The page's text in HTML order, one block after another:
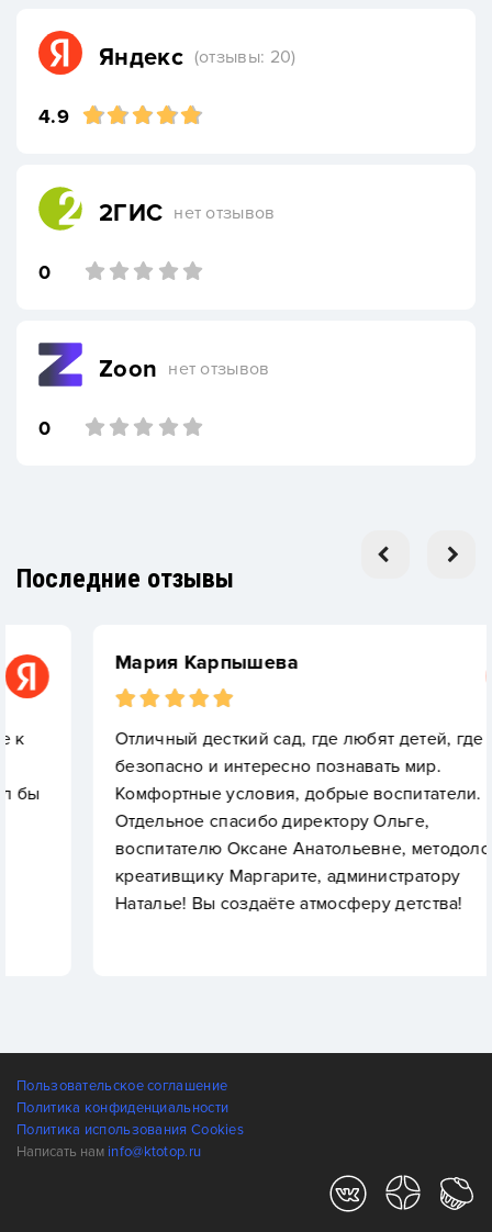
Яндекс (отзывы: 20)
4.9
2ГИС нет отзывов
0
Zoon нет отзывов
0
Последние отзывы
Мария Карпышева
Отличный десткий сад, где любят детей, где им
безопасно и интересно познавать мир.
Комфортные условия, добрые воспитатели.
Отдельное спасибо директору Ольге,
воспитателю Оксане Анатольевне, методологу и
креативщику Маргарите, администратору
Наталье! Вы создаёте атмосферу детства!
Пользовательское соглашение
Политика конфиденциальности
Политика использования Cookies
Написать нам info@ktotop.ru